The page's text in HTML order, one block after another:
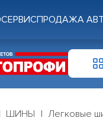
ПРОДАЖА
ШИНЫ Легковые